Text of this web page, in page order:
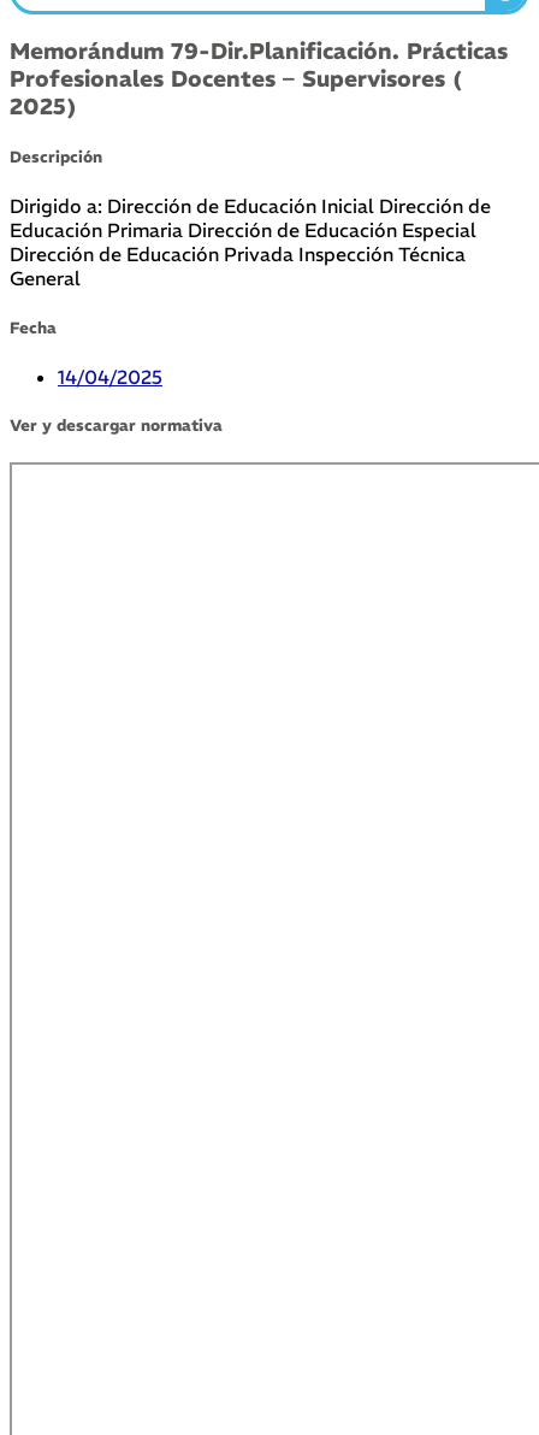
Memorándum 79-Dir.Planificación. Prácticas
Profesionales Docentes – Supervisores (
2025)
Descripción
Dirigido a: Dirección de Educación Inicial Dirección de
Educación Primaria Dirección de Educación Especial
Dirección de Educación Privada Inspección Técnica
General
Fecha
14/04/2025
Ver y descargar normativa